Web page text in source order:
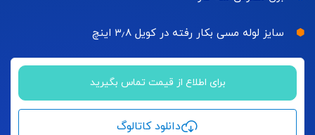
سایز لوله مسی بکار رفته در کویل ۳٫۸ اینچ
برای اطلاع از قیمت تماس بگیرید
دانلود کاتالوگ